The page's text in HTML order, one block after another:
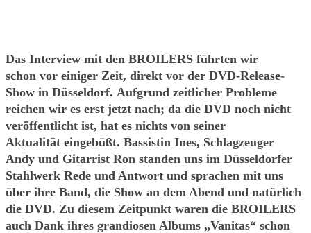
Das Interview mit den BROILERS führten wir
schon vor einiger Zeit, direkt vor der DVD-Release-
Show in Düsseldorf. Aufgrund zeitlicher Probleme
reichen wir es erst jetzt nach; da die DVD noch nicht
veröffentlicht ist, hat es nichts von seiner
Aktualität eingebüßt. Bassistin Ines, Schlagzeuger
Andy und Gitarrist Ron standen uns im Düsseldorfer
Stahlwerk Rede und Antwort und sprachen mit uns
über ihre Band, die Show an dem Abend und natürlich
die DVD. Zu diesem Zeitpunkt waren die BROILERS
auch Dank ihres grandiosen Albums „Vanitas“ schon